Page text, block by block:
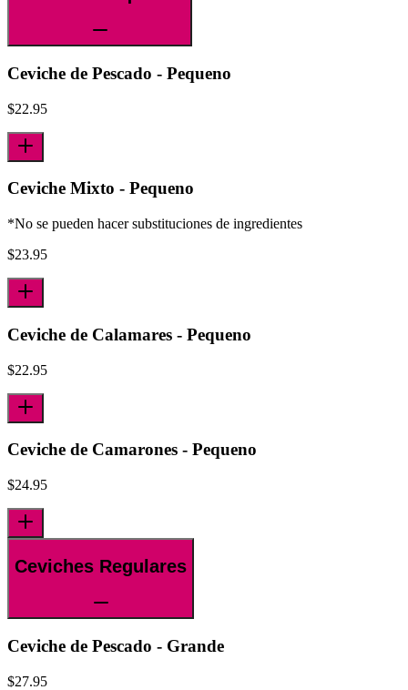
Ceviche de Pescado - Pequeno
$22.95
Ceviche Mixto - Pequeno
*No se pueden hacer substituciones de ingredientes
$23.95
Ceviche de Calamares - Pequeno
$22.95
Ceviche de Camarones - Pequeno
$24.95
Ceviches Regulares
Ceviche de Pescado - Grande
$27.95